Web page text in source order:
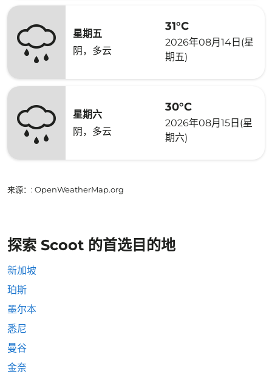
星期五
阴，多云
31°C
2026年08月14日(星
期五)
星期六
阴，多云
30°C
2026年08月15日(星
期六)
来源： : OpenWeatherMap.org
探索 Scoot 的首选目的地
新加坡
珀斯
墨尔本
悉尼
曼谷
金奈